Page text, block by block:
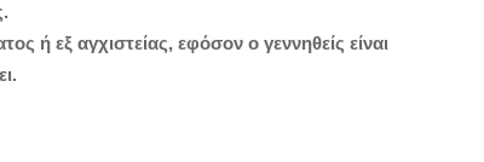
ή εξ αγχιστείας, εφόσον ο γεννηθείς είναι